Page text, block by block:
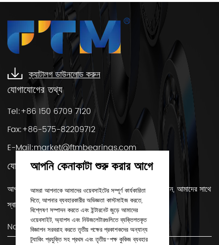
ক্যাটালগ ডাউনলোড করুন
যোগাযোগের তথ্য
Tel:+86 150 6709 7120
Fax:+86-575-82209712
E-Mail:market@ftmbearings.com
যোগাযোগ করুন
আপনার যদি কোন প্রশ্ন থাকে বা বিয়ারিং সম্পর্কে আরও জানতে চান, আমাদের সাথে
স্বাচ্ছন্দ্যে যোগাযোগ করুন!
আপনি কেনাকাটা শুরু করার আগে
আমরা আপনাকে আমাদের ওয়েবসাইটের সম্পূর্ণ কার্যকারিতা
দিতে, আপনার ব্যবহারকারীর অভিজ্ঞতা কাস্টমাইজ করতে,
বিশ্লেষণ সম্পাদন করতে এবং ইন্টারনেট জুড়ে আমাদের
ওয়েবসাইট, অ্যাপস এবং নিউজলেটারগুলিতে ব্যক্তিগতকৃত
বিজ্ঞাপন সরবরাহ করতে তৃতীয় পক্ষের প্রকাশকদের অন্যান্য
ট্র্যাকিং প্রযুক্তি সহ প্রথম এবং তৃতীয়-পক্ষ কুকিজ ব্যবহার